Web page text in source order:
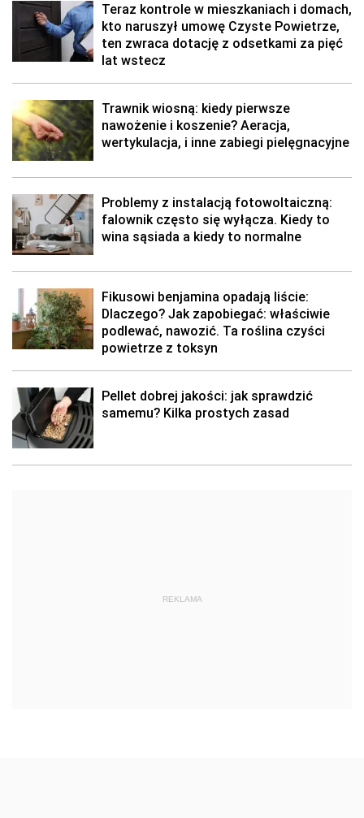
Teraz kontrole w mieszkaniach i domach,
kto naruszył umowę Czyste Powietrze,
ten zwraca dotację z odsetkami za pięć
lat wstecz
Trawnik wiosną: kiedy pierwsze
nawożenie i koszenie? Aeracja,
wertykulacja, i inne zabiegi pielęgnacyjne
Problemy z instalacją fotowoltaiczną:
falownik często się wyłącza. Kiedy to
wina sąsiada a kiedy to normalne
Fikusowi benjamina opadają liście:
Dlaczego? Jak zapobiegać: właściwie
podlewać, nawozić. Ta roślina czyści
powietrze z toksyn
Pellet dobrej jakości: jak sprawdzić
samemu? Kilka prostych zasad
REKLAMA